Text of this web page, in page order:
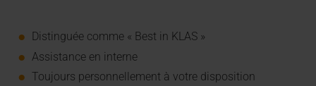
Distinguée comme « Best in KLAS »
Assistance en interne
Toujours personnellement à votre disposition